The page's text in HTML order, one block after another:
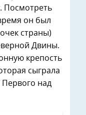
Посмотреть
он был
страны)
Двины.
крепость
сыграла
над